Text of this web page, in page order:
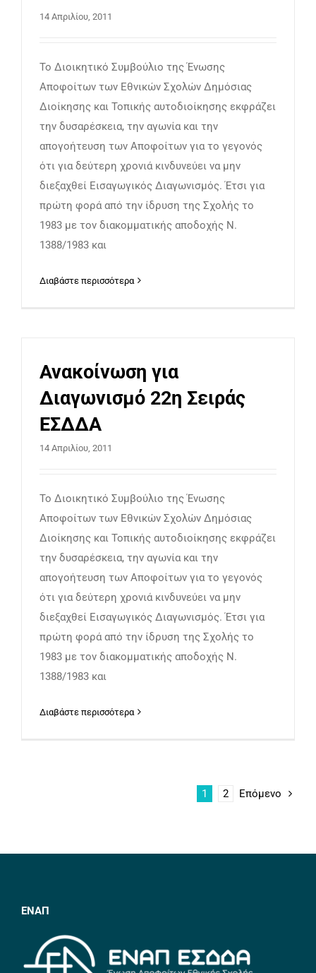
14 Απριλίου, 2011
Το Διοικητικό Συμβούλιο της Ένωσης
Αποφοίτων των Εθνικών Σχολών Δημόσιας
Διοίκησης και Τοπικής αυτοδιοίκησης εκφράζει
την δυσαρέσκεια, την αγωνία και την
απογοήτευση των Αποφοίτων για το γεγονός
ότι για δεύτερη χρονιά κινδυνεύει να μην
διεξαχθεί Εισαγωγικός Διαγωνισμός. Έτσι για
πρώτη φορά από την ίδρυση της Σχολής το
1983 με τον διακομματικής αποδοχής Ν.
1388/1983 και
Διαβάστε περισσότερα
Ανακοίνωση για
Διαγωνισμό 22η Σειράς
ΕΣΔΔΑ
14 Απριλίου, 2011
Το Διοικητικό Συμβούλιο της Ένωσης
Αποφοίτων των Εθνικών Σχολών Δημόσιας
Διοίκησης και Τοπικής αυτοδιοίκησης εκφράζει
την δυσαρέσκεια, την αγωνία και την
απογοήτευση των Αποφοίτων για το γεγονός
ότι για δεύτερη χρονιά κινδυνεύει να μην
διεξαχθεί Εισαγωγικός Διαγωνισμός. Έτσι για
πρώτη φορά από την ίδρυση της Σχολής το
1983 με τον διακομματικής αποδοχής Ν.
1388/1983 και
Διαβάστε περισσότερα
1 2 Επόμενο
ΕΝΑΠ